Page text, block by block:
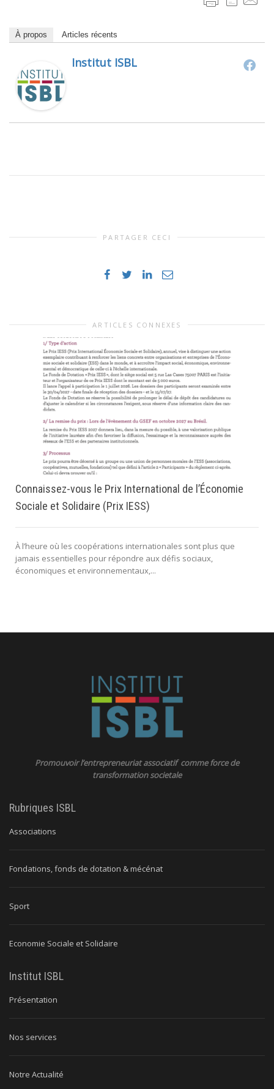
À propos Articles récents
Institut ISBL
PARTAGER CECI
ARTICLES CONNEXES
Connaissez-vous le Prix International de l’Économie
Sociale et Solidaire (Prix IESS)
À l’heure où les coopérations internationales sont plus que
jamais essentielles pour répondre aux défis sociaux,
économiques et environnementaux,...
Promouvoir l’entrepreneuriat associatif comme force de
transformation societale
Rubriques ISBL
Associations
Fondations, fonds de dotation & mécénat
Sport
Economie Sociale et Solidaire
Institut ISBL
Présentation
Nos services
Notre Actualité